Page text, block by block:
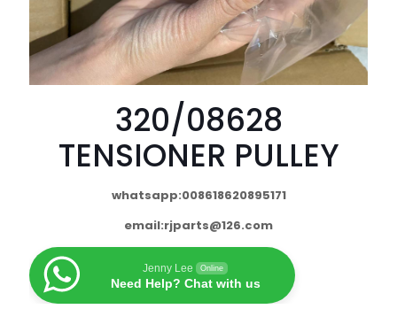
320/08628
TENSIONER PULLEY
whatsapp:008618620895171
email:rjparts@126.com
Jenny Lee Online
Need Help? Chat with us